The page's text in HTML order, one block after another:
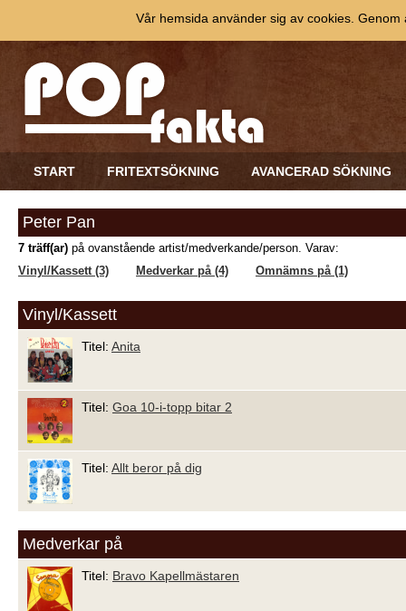
START FRITEXTSÖKNING AVANCERAD SÖKNING
Peter Pan
7 träff(ar) på ovanstående artist/medverkande/person. Varav:
Vinyl/Kassett (3)
Medverkar på (4) Omnämns på (1)
Vinyl/Kassett
Titel: Anita
Titel: Goa 10-i-topp bitar 2
Titel: Allt beror på dig
Medverkar på
Titel: Bravo Kapellmästaren
Vår hemsida använder sig av cookies.